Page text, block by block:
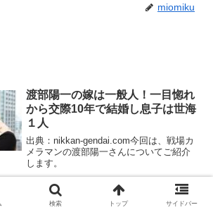
miomiku
渡部陽一の嫁は一般人！一目惚れ
から交際10年で結婚し息子は世海
１人
出典：nikkan-gendai.com今回は、戦場カ
メラマンの渡部陽一さんについてご紹介
します。
望月龍平の国籍に隠された真相！
検索 トップ サイドバー